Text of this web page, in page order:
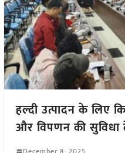
हल्दी उत्पादन के लिए
और विपणन की